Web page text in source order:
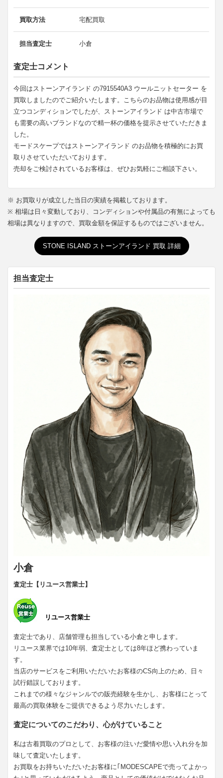
買取方法 宅配買取
担当査定士 小倉
査定士コメント
今回はストーンアイランド の7915540A3 ウールニットセーター を
買取しましたのでご紹介いたします。こちらのお品物は使用感が目
立つコンディションでしたが、ストーンアイランド は中古市場で
も需要の高いブランドなので精一杯の価格を提示させていただきま
した。
モードスケープではストーンアイランド のお品物を積極的にお買
取りさせていただいております。
売却をご検討されているお客様は、ぜひお気軽にご相談下さい。
※ お買取りが成立した当日の実績を掲載しております。
※ 相場は日々変動しており、コンディションや付属品の有無によっても
相場は異なりますので、買取金額を保証するものではございません。
STONE ISLAND ストーンアイランド 買取 詳細
担当査定士
小倉
査定士【リユース営業士】
リユース営業士
査定士であり、店舗管理も担当している小倉と申します。
リユース業界では10年弱、査定士としては8年ほど携わっていま
す。
当店のサービスをご利用いただいたお客様のCS向上のため、日々
試行錯誤しております。
これまでの様々なジャンルでの販売経験を生かし、お客様にとって
最高の買取体験をご提供できるよう尽力いたします。
査定についてのこだわり、心がけていること
私は古着買取のプロとして、お客様の注いだ愛情や思い入れ分を加
味して査定いたします。
お買取をお持ちいただいたお客様に｢MODESCAPEで売ってよかっ